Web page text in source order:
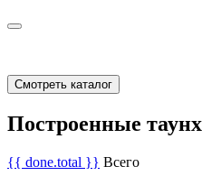
Смотреть каталог
Построенные
{{ done.total }} Всего